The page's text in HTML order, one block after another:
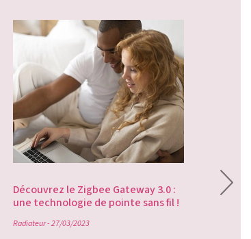
Découvrez le Zigbee Gateway 3.0 :
une technologie de pointe sans fil !
Radiateur- 27/03/2023
Radiateur